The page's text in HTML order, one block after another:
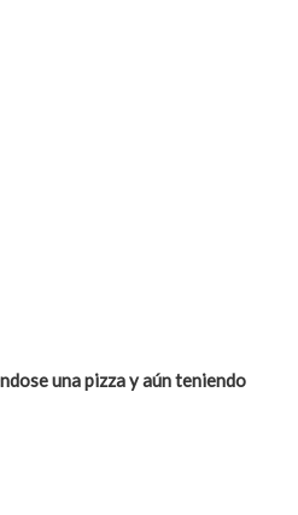
ndose una pizza y aún teniendo